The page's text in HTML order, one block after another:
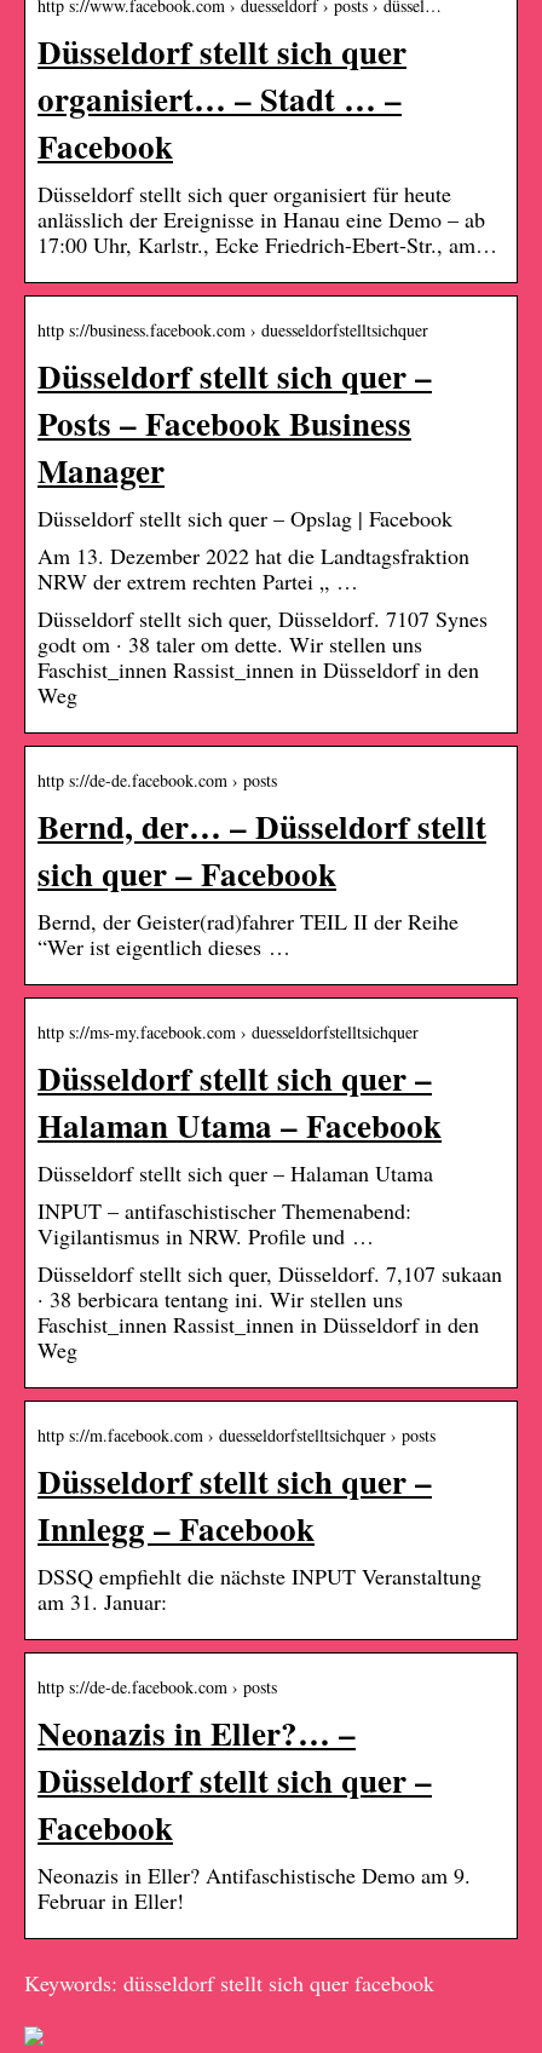
http s://www.facebook.com › duesseldorf › posts › düssel…
Düsseldorf stellt sich quer
organisiert… – Stadt … –
Facebook
Düsseldorf stellt sich quer organisiert für heute
anlässlich der Ereignisse in Hanau eine Demo – ab
17:00 Uhr, Karlstr., Ecke Friedrich-Ebert-Str., am…
http s://business.facebook.com › duesseldorfstelltsichquer
Düsseldorf stellt sich quer –
Posts – Facebook Business
Manager
Düsseldorf stellt sich quer – Opslag | Facebook
Am 13. Dezember 2022 hat die Landtagsfraktion
NRW der extrem rechten Partei „ …
Düsseldorf stellt sich quer, Düsseldorf. 7107 Synes
godt om · 38 taler om dette. Wir stellen uns
Faschist_innen Rassist_innen in Düsseldorf in den
Weg
http s://de-de.facebook.com › posts
Bernd, der… – Düsseldorf stellt
sich quer – Facebook
Bernd, der Geister(rad)fahrer TEIL II der Reihe
“Wer ist eigentlich dieses …
http s://ms-my.facebook.com › duesseldorfstelltsichquer
Düsseldorf stellt sich quer –
Halaman Utama – Facebook
Düsseldorf stellt sich quer – Halaman Utama
INPUT – antifaschistischer Themenabend:
Vigilantismus in NRW. Profile und …
Düsseldorf stellt sich quer, Düsseldorf. 7,107 sukaan
· 38 berbicara tentang ini. Wir stellen uns
Faschist_innen Rassist_innen in Düsseldorf in den
Weg
http s://m.facebook.com › duesseldorfstelltsichquer › posts
Düsseldorf stellt sich quer –
Innlegg – Facebook
DSSQ empfiehlt die nächste INPUT Veranstaltung
am 31. Januar:
http s://de-de.facebook.com › posts
Neonazis in Eller?… –
Düsseldorf stellt sich quer –
Facebook
Neonazis in Eller? Antifaschistische Demo am 9.
Februar in Eller!
Keywords: düsseldorf stellt sich quer facebook